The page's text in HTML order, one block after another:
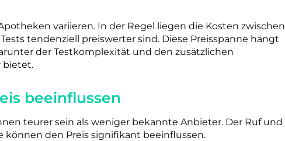
variieren. In der Regel liegen die Kosten zwischen
tendenziell preiswerter sind. Diese Preisspanne hängt
der Testkomplexität und den zusätzlichen
bietet.
beeinflussen
teurer sein als weniger bekannte Anbieter. Der Ruf und
können den Preis signifikant beeinflussen.